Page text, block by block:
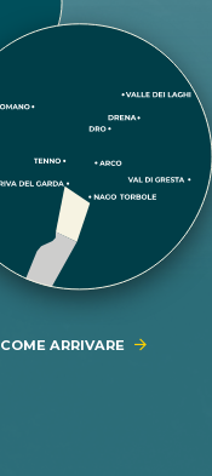
COME ARRIVARE